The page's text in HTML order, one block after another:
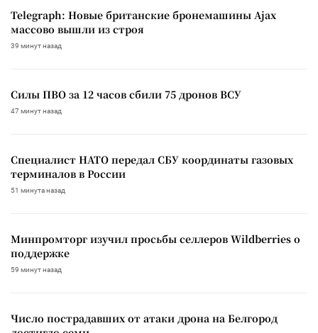
Telegraph: Новые британские бронемашины Ajax
массово вышли из строя
39 минут назад
Силы ПВО за 12 часов сбили 75 дронов ВСУ
47 минут назад
Специалист НАТО передал СБУ координаты газовых
терминалов в России
51 минута назад
Минпромторг изучил просьбы селлеров Wildberries о
поддержке
59 минут назад
Число пострадавших от атаки дрона на Белгород